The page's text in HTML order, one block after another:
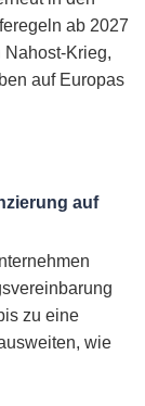
ab 2027
Krieg,
auf Europas
auf
zu eine
wie